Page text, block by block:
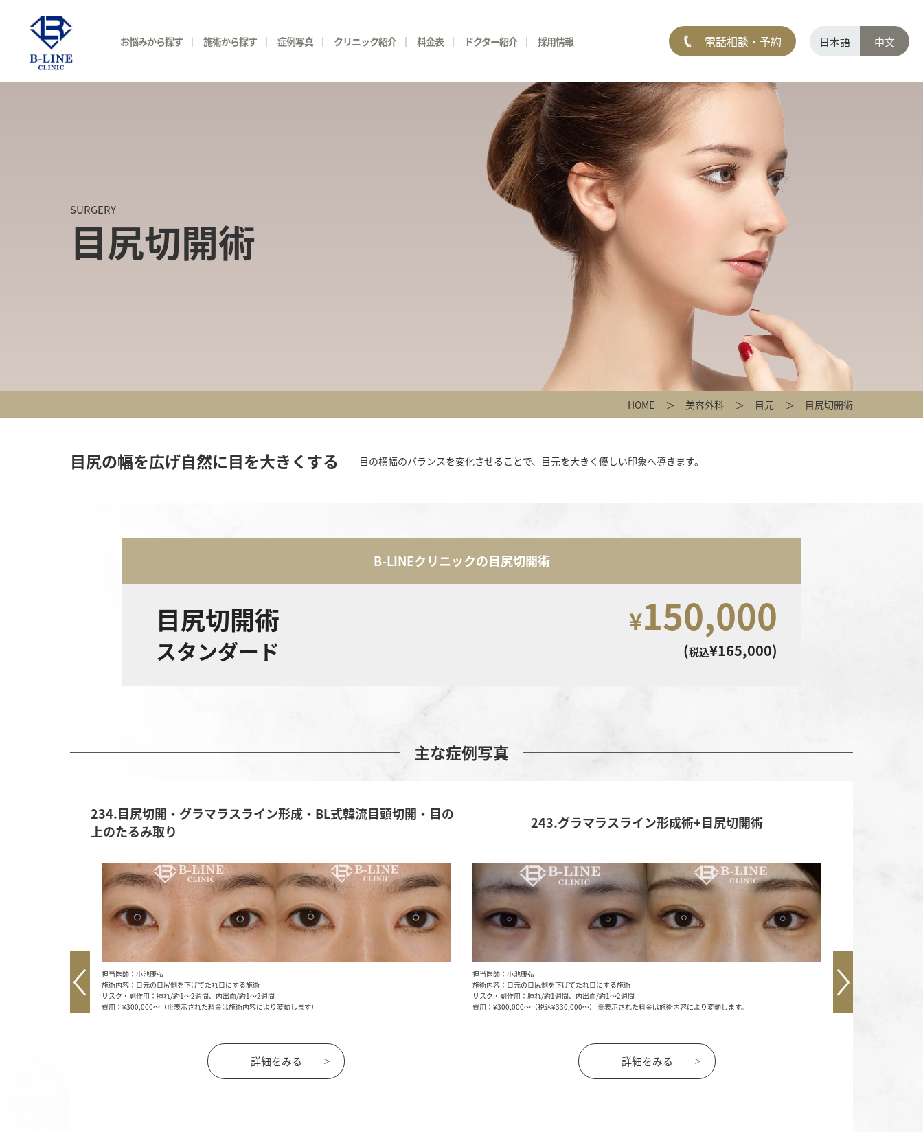
お悩みから探す 施術から探す 症例写真 クリニック紹介 料金表 ドクター紹介 採用情報 電話相談・予約 日本語 中文
SURGERY
目尻切開術
HOME 美容外科 目元 目尻切開術
目尻の幅を広げ自然に目を大きくする 目の横幅のバランスを変化させることで、目元を大きく優しい印象へ導きます。
B-LINEクリニックの目尻切開術
目尻切開術
スタンダード
¥150,000
(税込¥165,000)
主な症例写真
234.目尻切開・グラマラスライン形成・BL式韓流目頭切開・目の
上のたるみ取り
担当医師：小池康弘
施術内容：目元の目尻側を下げてたれ目にする施術
リスク・副作用：腫れ/約1～2週間、内出血/約1～2週間
費用：¥300,000～（※表示された料金は施術内容により変動します）
詳細をみる
243.グラマラスライン形成術+目尻切開術
担当医師：小池康弘
施術内容：目元の目尻側を下げてたれ目にする施術
リスク・副作用：腫れ/約1週間、内出血/約1～2週間
費用：¥300,000～（税込¥330,000～） ※表示された料金は施術内容により変動します。
詳細をみる
担当医師：小池康弘
施術内容：目元の目尻側